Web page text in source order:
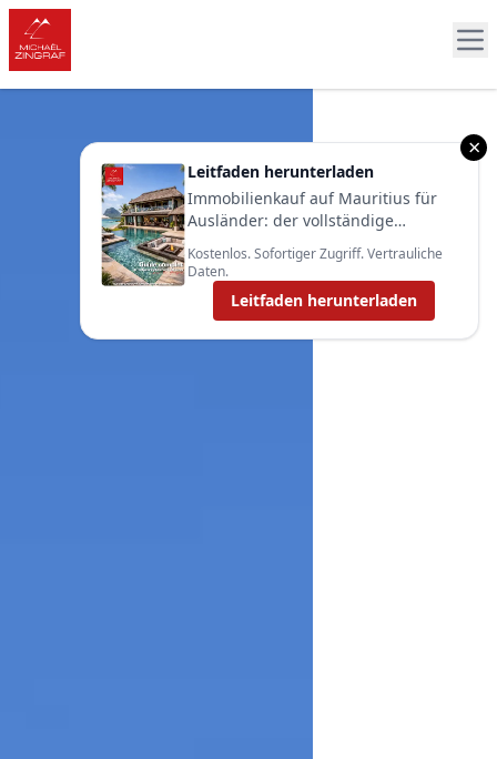
×
Leitfaden herunterladen
Immobilienkauf auf Mauritius für
Ausländer: der vollständige
Leitfaden 2025
Kostenlos. Sofortiger Zugriff. Vertrauliche
Daten.
Leitfaden herunterladen